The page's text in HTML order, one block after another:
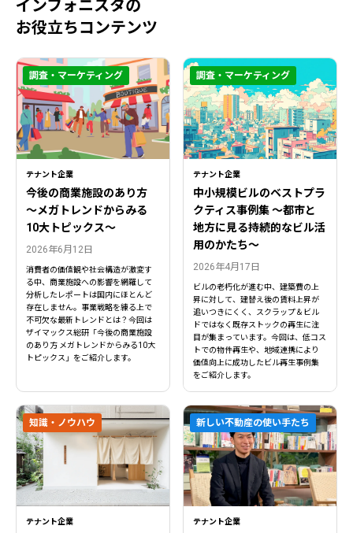
インフォニスタの
お役立ちコンテンツ
テナント企業
今後の商業施設のあり方
〜メガトレンドからみる
10大トピックス〜
2026年6月12日
消費者の価値観や社会構造が激変す
る中、商業施設への影響を網羅して
分析したレポートは国内にほとんど
存在しません。事業戦略を練る上で
不可欠な最新トレンドとは？今回は
ザイマックス総研「今後の商業施設
のあり方 メガトレンドからみる10大
トピックス」をご紹介します。
調査・マーケティング
テナント企業
中小規模ビルのベストプラ
クティス事例集 ～都市と
地方に見る持続的なビル活
用のかたち～
2026年4月17日
ビルの老朽化が進む中、建築費の上
昇に対して、建替え後の賃料上昇が
追いつきにくく、スクラップ＆ビル
ドではなく既存ストックの再生に注
目が集まっています。今回は、低コス
トでの物件再生や、地域連携により
価値向上に成功したビル再生事例集
をご紹介します。
調査・マーケティング
テナント企業
知識・ノウハウ
テナント企業
新しい不動産の使い手たち